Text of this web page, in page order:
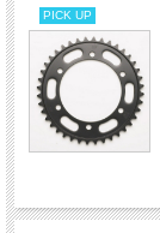
PICK UP